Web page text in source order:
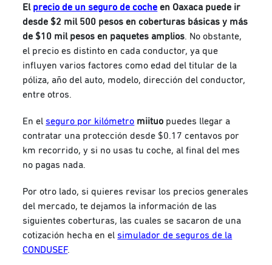
El precio de un seguro de coche en Oaxaca puede ir
desde $2 mil 500 pesos en coberturas básicas y más
de $10 mil pesos en paquetes amplios. No obstante,
el precio es distinto en cada conductor, ya que
influyen varios factores como edad del titular de la
póliza, año del auto, modelo, dirección del conductor,
entre otros.
En elseguro por kilómetro miituo puedes llegar a
contratar una protección desde $0.17 centavos por
km recorrido, y si no usas tu coche, al final del mes
no pagas nada.
Por otro lado, si quieres revisar los precios generales
del mercado, te dejamos la información de las
siguientes coberturas, las cuales se sacaron de una
cotización hecha en elsimulador de seguros de la
CONDUSEF.